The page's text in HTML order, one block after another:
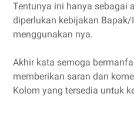
Tentunya ini hanya sebagai
diperlukan kebijakan
menggunakan nya.
Akhir kata semoga
memberikan saran dan
Kolom yang tersedia untuk